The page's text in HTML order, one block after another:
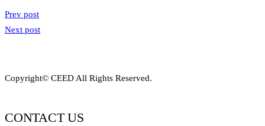
Prev post
Next post
Copyright© CEED All Rights Reserved.
CONTACT US